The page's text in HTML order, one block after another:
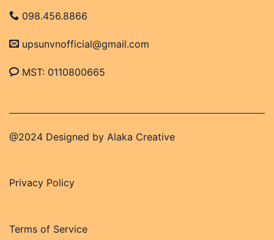
098.456.8866
upsunvnofficial@gmail.com
MST: 0110800665
@2024 Designed by Alaka Creative
Privacy Policy
Terms of Service